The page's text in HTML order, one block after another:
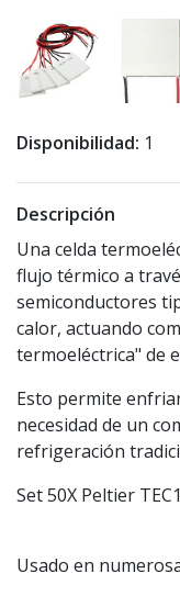
Disponibilidad: 1
Descripción
Una celda
flujo térmico a
semiconductores
calor, actuando
termoeléctrica" de
Esto permite
necesidad de un
refrigeración
Set 50X Peltier
Usado en